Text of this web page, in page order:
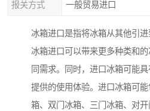
报关方式 一般贸易进口
冰箱进口是指将冰箱从其他引进
冰箱进口可以带来更多种类和
同需求。同时，进口冰箱可能具
提供的使用体验。进口冰箱可
箱、双门冰箱、三门冰箱、对